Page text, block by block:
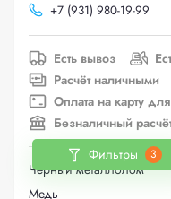
+7 (931) 980-19-99
Есть вывоз
Расчёт наличными
Оплата на карту
Безналичный
Черный металлолом
Медь
Фильтры 3